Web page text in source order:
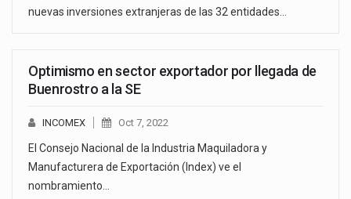
nuevas inversiones extranjeras de las 32 entidades…
Optimismo en sector exportador por llegada de
Buenrostro a la SE
INCOMEX Oct 7, 2022
El Consejo Nacional de la Industria Maquiladora y
Manufacturera de Exportación (Index) ve el
nombramiento…